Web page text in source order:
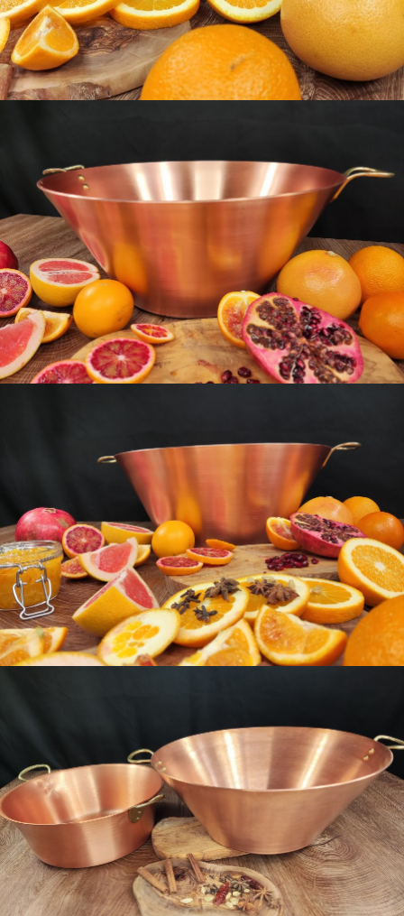
download
download
download
download